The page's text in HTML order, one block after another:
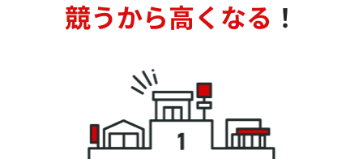
競うから高くなる ！